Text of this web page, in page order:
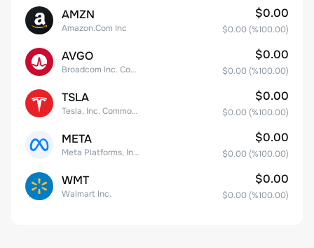
AMZN
Amazon.Com Inc
$0.00
$0.00 (%100.00)
AVGO
Broadcom Inc. Common Stock
$0.00
$0.00 (%100.00)
TSLA
Tesla, Inc. Common Stock
$0.00
$0.00 (%100.00)
META
Meta Platforms, Inc. Class A Common Stock
$0.00
$0.00 (%100.00)
WMT
Walmart Inc.
$0.00
$0.00 (%100.00)